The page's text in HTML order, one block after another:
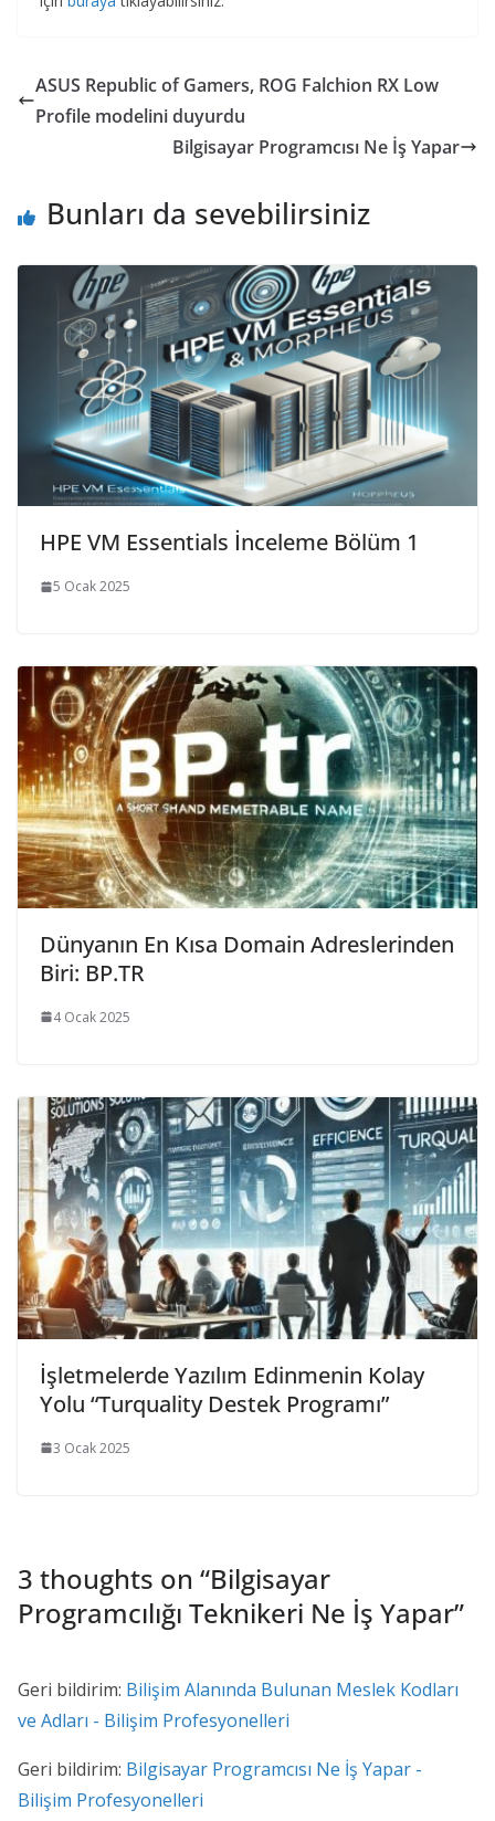
ASUS Republic of Gamers, ROG Falchion RX Low
Profile modelini duyurdu
Bilgisayar Programcısı Ne İş Yapar
Bunları da sevebilirsiniz
HPE VM Essentials İnceleme Bölüm 1
5 Ocak 2025
Dünyanın En Kısa Domain Adreslerinden
Biri: BP.TR
4 Ocak 2025
İşletmelerde Yazılım Edinmenin Kolay
Yolu “Turquality Destek Programı”
3 Ocak 2025
3 thoughts on “Bilgisayar
Programcılığı Teknikeri Ne İş Yapar”
Geri bildirim: Bilişim Alanında Bulunan Meslek Kodları
ve Adları - Bilişim Profesyonelleri
Geri bildirim: Bilgisayar Programcısı Ne İş Yapar -
Bilişim Profesyonelleri